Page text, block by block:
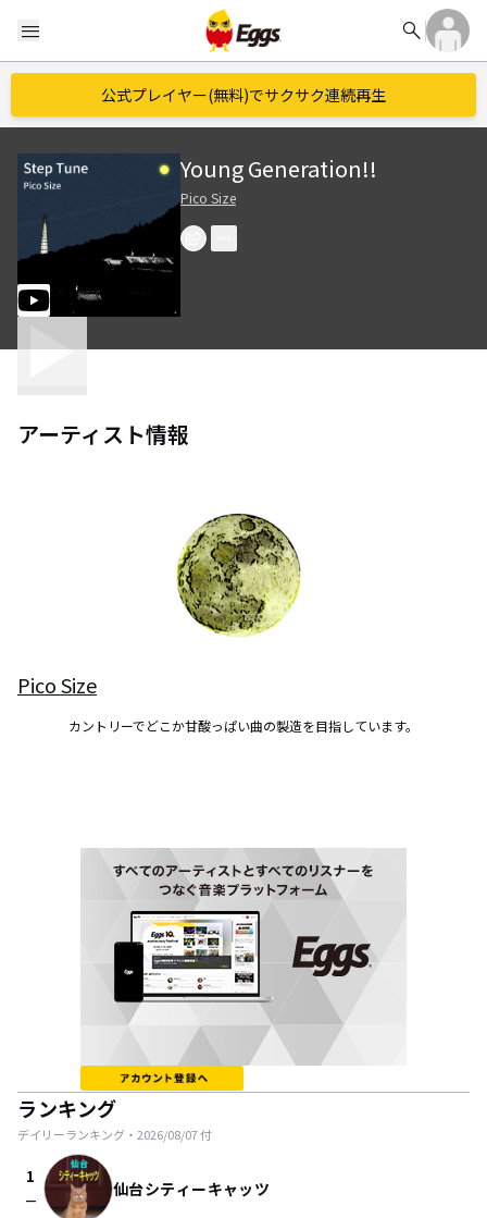
menu search
公式プレイヤー(無料)でサクサク連続再生
Young Generation!!
Pico Size
アーティスト情報
Pico Size
ランキング
デイリーランキング・ 2026/08/07付
1
check_indeterminate_small 仙台シティーキャッツ